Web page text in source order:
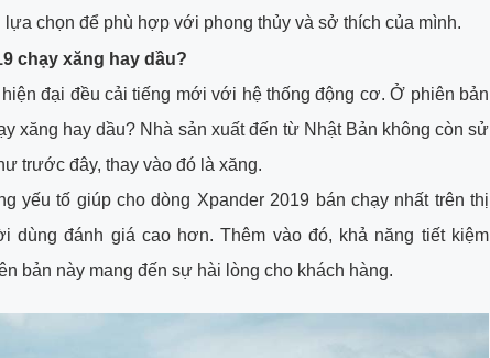
lựa chọn để phù hợp với phong thủy và sở thích của mình.
chạy xăng hay dầu?
đại đều cải tiếng mới với hệ thống động cơ. Ở phiên bản
xăng hay dầu? Nhà sản xuất đến từ Nhật Bản không còn sử
trước đây, thay vào đó là xăng.
yếu tố giúp cho dòng Xpander 2019 bán chạy nhất trên thị
dùng đánh giá cao hơn. Thêm vào đó, khả năng tiết kiệm
bản này mang đến sự hài lòng cho khách hàng.